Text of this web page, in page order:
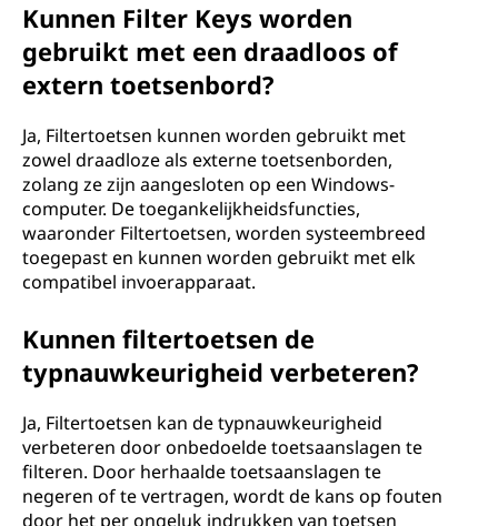
Kunnen Filter Keys worden
gebruikt met een draadloos of
extern toetsenbord?
Ja, Filtertoetsen kunnen worden gebruikt met
zowel draadloze als externe toetsenborden,
zolang ze zijn aangesloten op een Windows-
computer. De toegankelijkheidsfuncties,
waaronder Filtertoetsen, worden systeembreed
toegepast en kunnen worden gebruikt met elk
compatibel invoerapparaat.
Kunnen filtertoetsen de
typnauwkeurigheid verbeteren?
Ja, Filtertoetsen kan de typnauwkeurigheid
verbeteren door onbedoelde toetsaanslagen te
filteren. Door herhaalde toetsaanslagen te
negeren of te vertragen, wordt de kans op fouten
door het per ongeluk indrukken van toetsen